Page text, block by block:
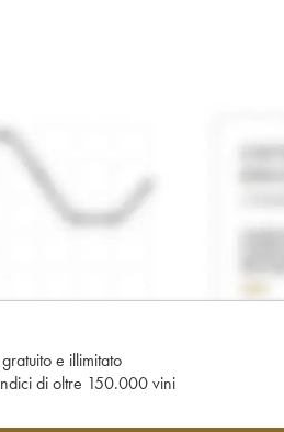
e illimitato
di oltre 150.000 vini